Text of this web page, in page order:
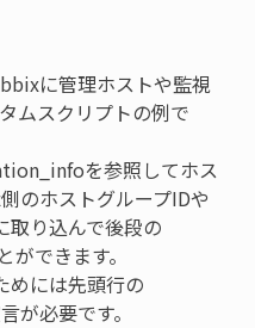
に管理ホストや監視
ムスクリプトの例で
を参照してホス
のホストグループIDや
り込んで後段の
できます。
には先頭行の
が必要です。